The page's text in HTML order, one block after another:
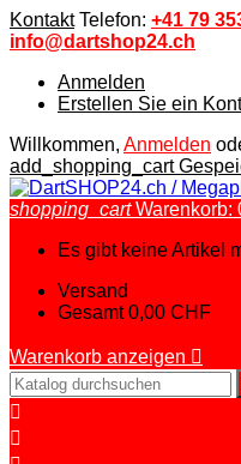
Kontakt Telefon: +41 79
info@dartshop24.ch
Anmelden
Erstellen Sie ein
Willkommen, Anmelden
add_shopping_cart
shopping_cart Warenkorb:
Es gibt keine Artikel
Versand
Gesamt 0,00 CHF
Warenkorb anzeigen 

